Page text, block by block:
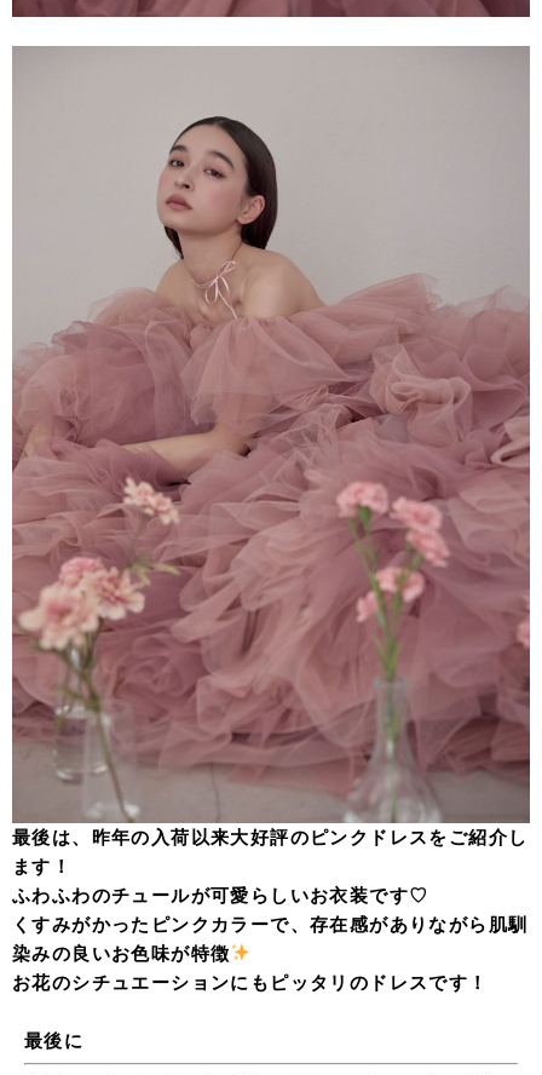
最後は、昨年の入荷以来大好評のピンクドレスをご紹介し
ます！
ふわふわのチュールが可愛らしいお衣装です♡
くすみがかったピンクカラーで、存在感がありながら肌馴
染みの良いお色味が特徴
お花のシチュエーションにもピッタリのドレスです！
最後に